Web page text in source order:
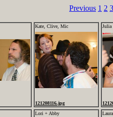
Previous 1 2 3
Kate, Clive, Mic
121208116.jpg
Julia
Lori + Abby